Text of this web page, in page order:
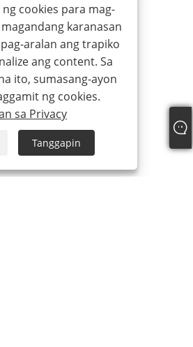
cookies para mag-
karanasan
aralan ang trapiko
ang content. Sa
ito, sumasang-ayon
ng cookies.
sa Privacy
Tanggapin